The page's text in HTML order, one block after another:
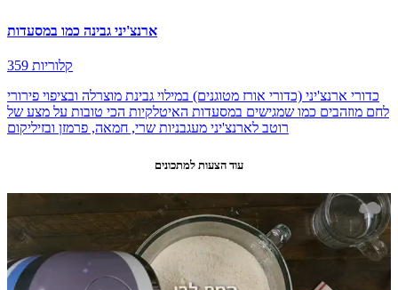
ארנצ'יני גבינה כמו במסעדות
359 קלוריות
כדורי ארנצ'יני (כדורי אורז מטוגנים) במילוי גבינת מוצרלה ובציפוי פירורי
לחם מוזהבים כמו שמגישים במסעדות האיטלקיות הכי טובות על מצע של
רוטב לארנצ'יני מעגבניות שרי, חמאה, פרמזן ובזיליקום
עוד הצעות למתכונים